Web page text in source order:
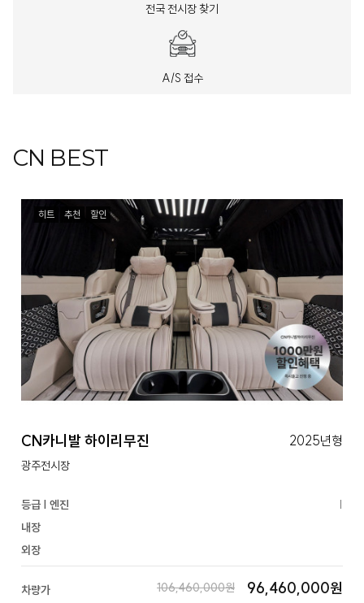
전국 전시장 찾기
A/S 접수
CN BEST
히트 추천 할인
CN카니발 하이리무진 2025년형
광주전시장
등급 | 엔진
|
내장
외장
차량가 106,460,000원 96,460,000원